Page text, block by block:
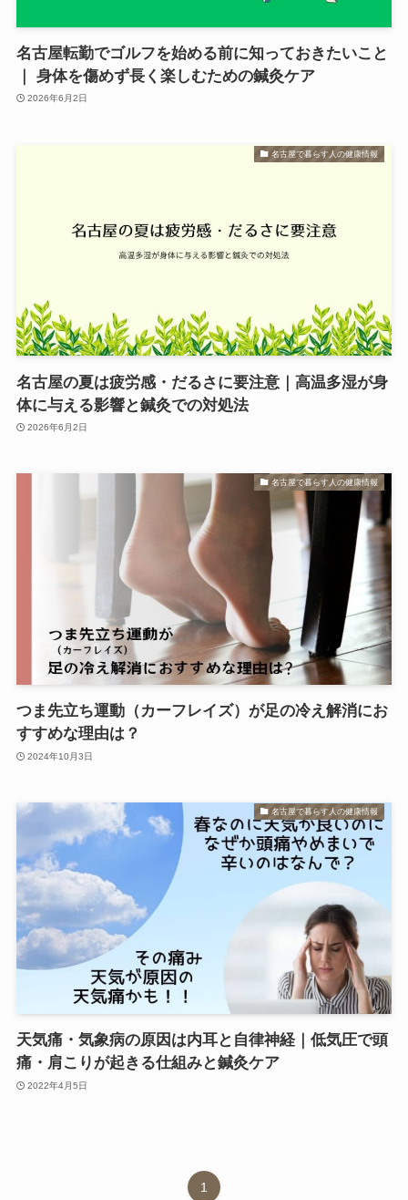
名古屋転勤でゴルフを始める前に知っておきたいこと
｜ 身体を傷めず長く楽しむための鍼灸ケア
2026年6月2日
名古屋で暮らす人の健康情報
名古屋の夏は疲労感・だるさに要注意｜高温多湿が身
体に与える影響と鍼灸での対処法
2026年6月2日
名古屋で暮らす人の健康情報
つま先立ち運動（カーフレイズ）が足の冷え解消にお
すすめな理由は？
2024年10月3日
名古屋で暮らす人の健康情報
天気痛・気象病の原因は内耳と自律神経｜低気圧で頭
痛・肩こりが起きる仕組みと鍼灸ケア
2022年4月5日
1